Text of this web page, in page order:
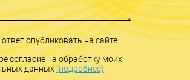
опубликовать на сайте
согласие на обработку моих
данных(подробнее)